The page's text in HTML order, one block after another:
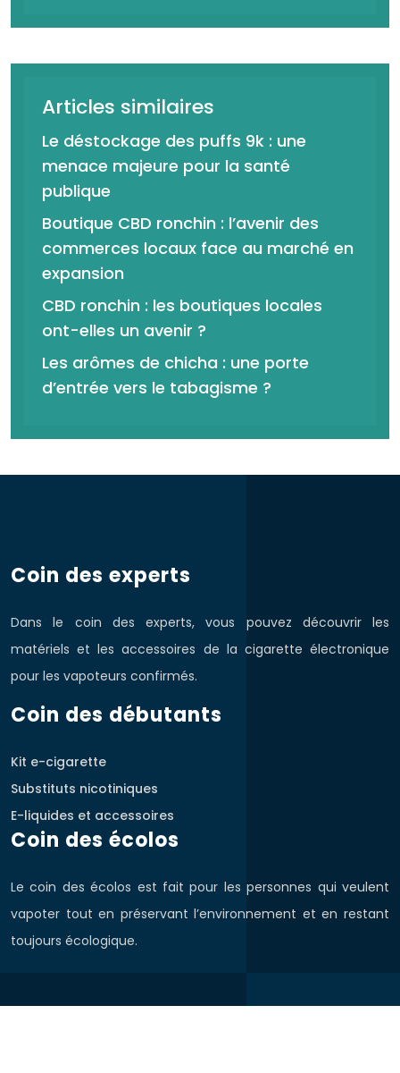
Articles similaires
Le déstockage des puffs 9k : une
menace majeure pour la santé
publique
Boutique CBD ronchin : l’avenir des
commerces locaux face au marché en
expansion
CBD ronchin : les boutiques locales
ont-elles un avenir ?
Les arômes de chicha : une porte
d’entrée vers le tabagisme ?
Coin des experts
Dans le coin des experts, vous pouvez découvrir les
matériels et les accessoires de la cigarette électronique
pour les vapoteurs confirmés.
Coin des débutants
Kit e-cigarette
Substituts nicotiniques
E-liquides et accessoires
Coin des écolos
Le coin des écolos est fait pour les personnes qui veulent
vapoter tout en préservant l’environnement et en restant
toujours écologique.